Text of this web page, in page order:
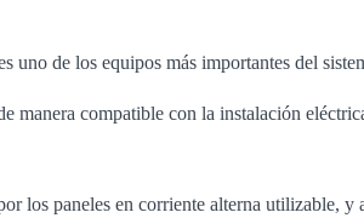
uno de los equipos más importantes del
manera compatible con la instalación
los paneles en corriente alterna utilizable,